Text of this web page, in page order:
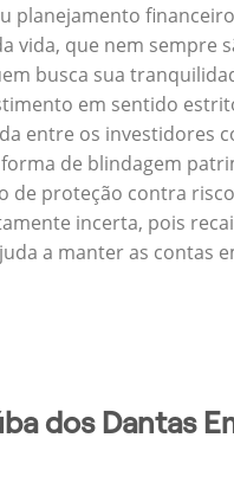
planejamento
que nem sempre
busca sua
em sentido
entre os investidores
de blindagem
proteção contra
incerta, pois
a manter as contas
dos Dantas